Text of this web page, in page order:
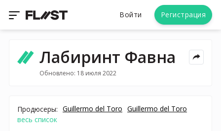
Войти Регистрация
Лабиринт Фавна
Обновлено: 18 июля 2022
Продюсеры: Guillermo del Toro Guillermo del Toro
весь список